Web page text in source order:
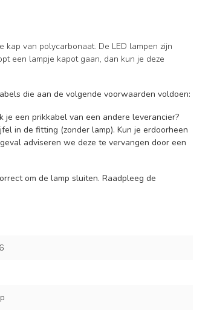
van polycarbonaat. De LED lampen zijn
een lampje kapot gaan, dan kun je deze
die aan de volgende voorwaarden voldoen:
je een prikkabel van een andere leverancier?
in de fitting (zonder lamp). Kun je erdoorheen
adviseren we deze te vervangen door een
om de lamp sluiten. Raadpleeg de